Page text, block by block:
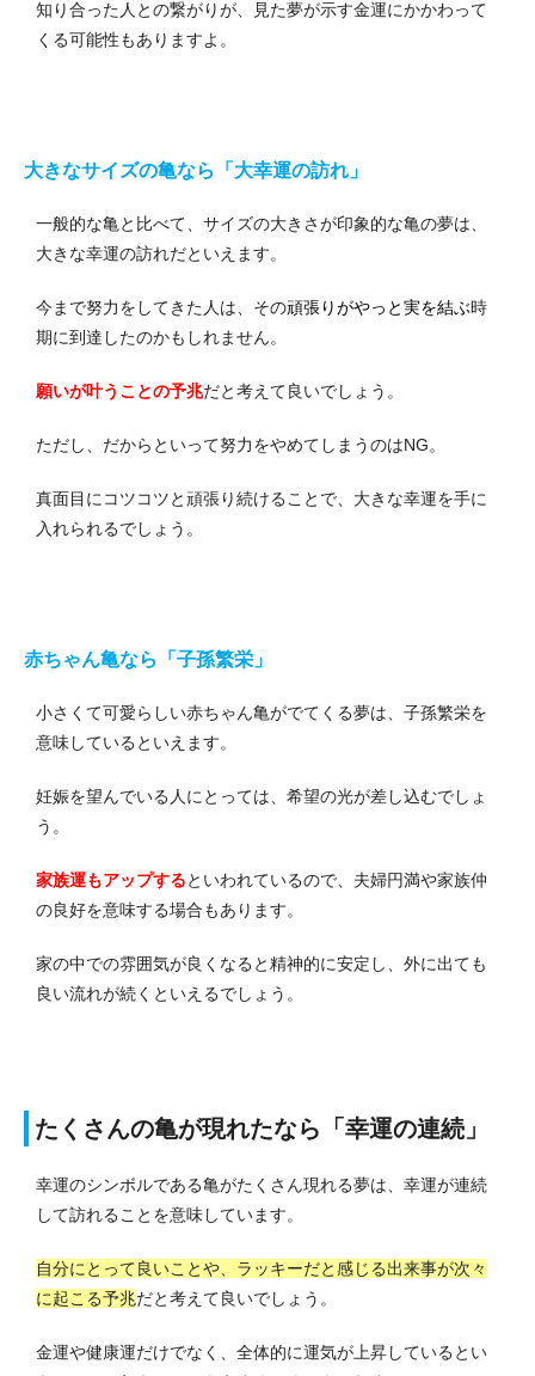
知り合った人との繋がりが、見た夢が示す金運にかかわって
くる可能性もありますよ。
大きなサイズの亀なら「大幸運の訪れ」
一般的な亀と比べて、サイズの大きさが印象的な亀の夢は、
大きな幸運の訪れだといえます。
今まで努力をしてきた人は、その頑張りがやっと実を結ぶ時
期に到達したのかもしれません。
願いが叶うことの予兆だと考えて良いでしょう。
ただし、だからといって努力をやめてしまうのはNG。
真面目にコツコツと頑張り続けることで、大きな幸運を手に
入れられるでしょう。
赤ちゃん亀なら「子孫繁栄」
小さくて可愛らしい赤ちゃん亀がでてくる夢は、子孫繁栄を
意味しているといえます。
妊娠を望んでいる人にとっては、希望の光が差し込むでしょ
う。
家族運もアップするといわれているので、夫婦円満や家族仲
の良好を意味する場合もあります。
家の中での雰囲気が良くなると精神的に安定し、外に出ても
良い流れが続くといえるでしょう。
たくさんの亀が現れたなら「幸運の連続」
幸運のシンボルである亀がたくさん現れる夢は、幸運が連続
して訪れることを意味しています。
自分にとって良いことや、ラッキーだと感じる出来事が次々
に起こる予兆だと考えて良いでしょう。
金運や健康運だけでなく、全体的に運気が上昇しているとい